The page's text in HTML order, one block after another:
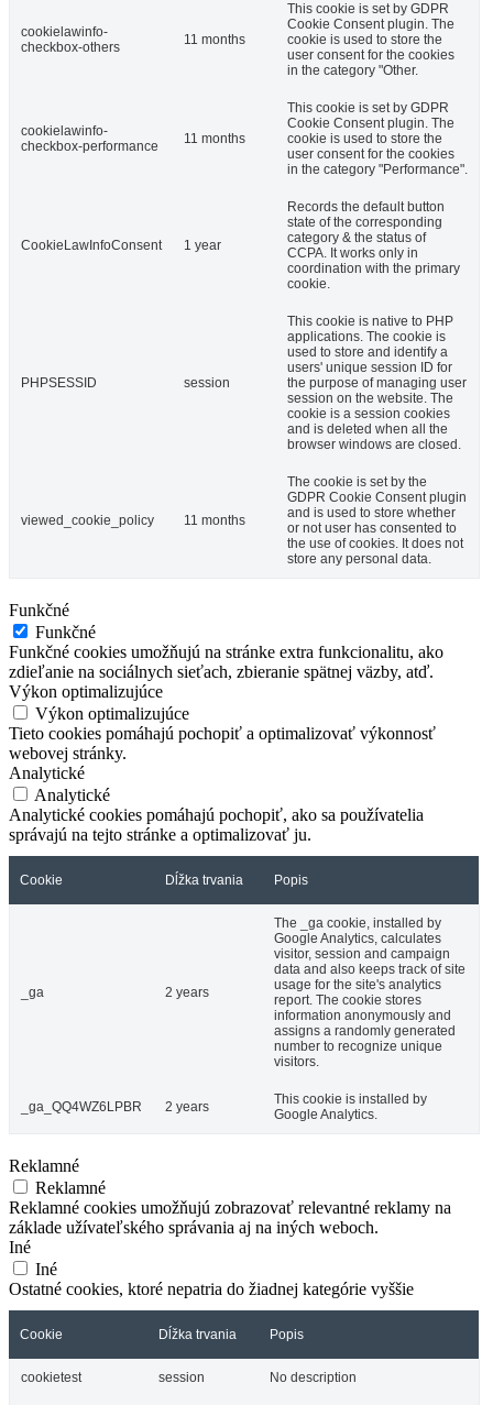
cookielawinfo-
checkbox-others
11 months
This cookie is set by GDPR
Cookie Consent plugin. The
cookie is used to store the
user consent for the cookies
in the category "Other.
cookielawinfo-
checkbox-performance
11 months
This cookie is set by GDPR
Cookie Consent plugin. The
cookie is used to store the
user consent for the cookies
in the category "Performance".
CookieLawInfoConsent 1 year
Records the default button
state of the corresponding
category & the status of
CCPA. It works only in
coordination with the primary
cookie.
PHPSESSID session
This cookie is native to PHP
applications. The cookie is
used to store and identify a
users' unique session ID for
the purpose of managing user
session on the website. The
cookie is a session cookies
and is deleted when all the
browser windows are closed.
viewed_cookie_policy 11 months
The cookie is set by the
GDPR Cookie Consent plugin
and is used to store whether
or not user has consented to
the use of cookies. It does not
store any personal data.
Funkčné
Funkčné
Funkčné cookies umožňujú na stránke extra funkcionalitu, ako
zdieľanie na sociálnych sieťach, zbieranie spätnej väzby, atď.
Výkon optimalizujúce
Výkon optimalizujúce
Tieto cookies pomáhajú pochopiť a optimalizovať výkonnosť
webovej stránky.
Analytické
Analytické
Analytické cookies pomáhajú pochopiť, ako sa používatelia
správajú na tejto stránke a optimalizovať ju.
Cookie Dĺžka trvania Popis
_ga 2 years
The _ga cookie, installed by
Google Analytics, calculates
visitor, session and campaign
data and also keeps track of site
usage for the site's analytics
report. The cookie stores
information anonymously and
assigns a randomly generated
number to recognize unique
visitors.
_ga_QQ4WZ6LPBR 2 years
This cookie is installed by
Google Analytics.
Reklamné
Reklamné
Reklamné cookies umožňujú zobrazovať relevantné reklamy na
základe užívateľského správania aj na iných weboch.
Iné
Iné
Ostatné cookies, ktoré nepatria do žiadnej kategórie vyššie
Cookie Dĺžka trvania Popis
cookietest session No description